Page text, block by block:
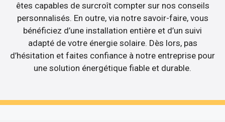
êtes capables de surcroît compter sur nos conseils
personnalisés. En outre, via notre savoir-faire, vous
bénéficiez d’une installation entière et d’un suivi
adapté de votre énergie solaire. Dès lors, pas
d’hésitation et faites confiance à notre entreprise pour
une solution énergétique fiable et durable.